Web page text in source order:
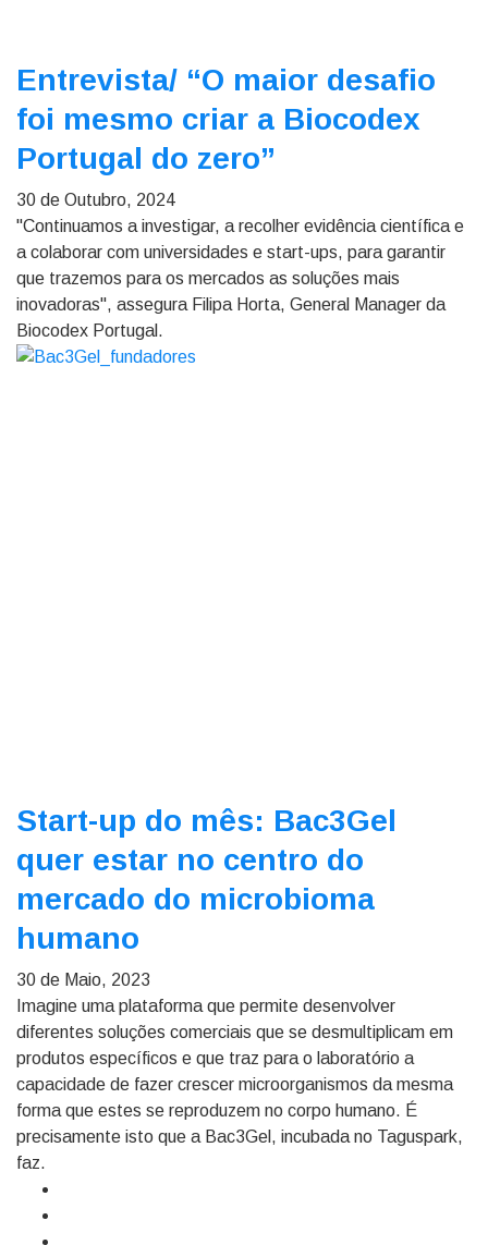
Entrevista/ “O maior desafio
foi mesmo criar a Biocodex
Portugal do zero”
30 de Outubro, 2024
"Continuamos a investigar, a recolher evidência científica e
a colaborar com universidades e start-ups, para garantir
que trazemos para os mercados as soluções mais
inovadoras", assegura Filipa Horta, General Manager da
Biocodex Portugal.
Start-up do mês: Bac3Gel
quer estar no centro do
mercado do microbioma
humano
30 de Maio, 2023
Imagine uma plataforma que permite desenvolver
diferentes soluções comerciais que se desmultiplicam em
produtos específicos e que traz para o laboratório a
capacidade de fazer crescer microorganismos da mesma
forma que estes se reproduzem no corpo humano. É
precisamente isto que a Bac3Gel, incubada no Taguspark,
faz.